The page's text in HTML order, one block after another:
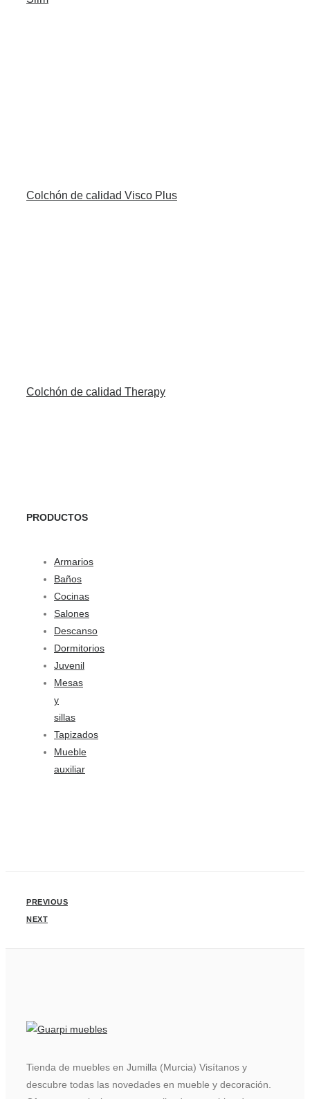
Colchón de calidad Visco Plus
Colchón de calidad Therapy
PRODUCTOS
Armarios
Baños
Cocinas
Salones
Descanso
Dormitorios
Juvenil
Mesas
y
sillas
Tapizados
Mueble
auxiliar
PREVIOUS
NEXT
Tienda de muebles en Jumilla (Murcia) Visítanos y
descubre todas las novedades en mueble y decoración.